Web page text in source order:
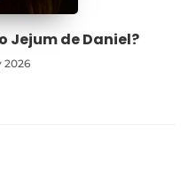
Jejum de Daniel?
2026